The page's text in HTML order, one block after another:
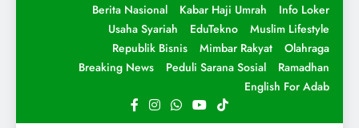
Berita Nasional
Kabar Haji Umrah
Info Loker
Usaha Syariah
EduTekno
Muslim Lifestyle
Republik Bisnis
Mimbar Rakyat
Olahraga
Breaking News
Peduli Sarana Sosial
Ramadhan
English For Adab